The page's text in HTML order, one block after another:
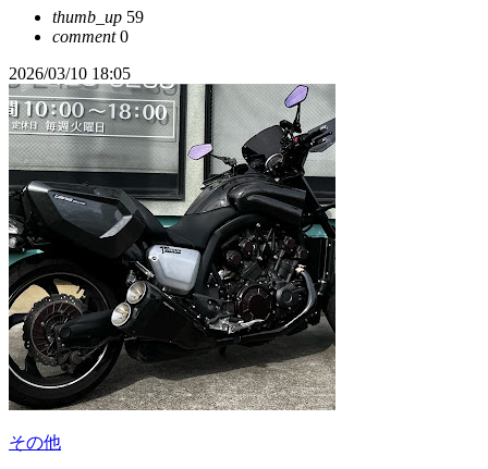
thumb_up 59
comment0
2026/03/10 18:05
その他